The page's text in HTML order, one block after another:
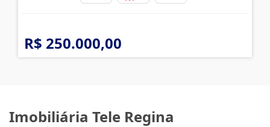
R$ 250.000,00
Imobiliária Tele Regina